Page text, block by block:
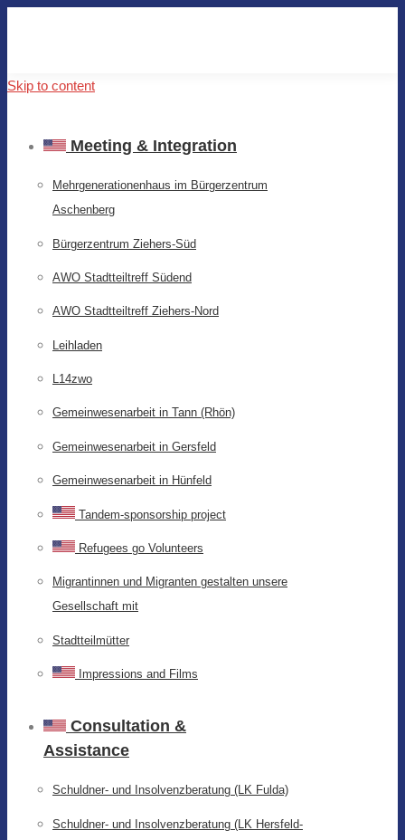
Skip to content
Meeting & Integration
Mehrgenerationenhaus im Bürgerzentrum
Aschenberg
Bürgerzentrum Ziehers-Süd
AWO Stadtteiltreff Südend
AWO Stadtteiltreff Ziehers-Nord
Leihladen
L14zwo
Gemeinwesenarbeit in Tann (Rhön)
Gemeinwesenarbeit in Gersfeld
Gemeinwesenarbeit in Hünfeld
Tandem-sponsorship project
Refugees go Volunteers
Migrantinnen und Migranten gestalten unsere
Gesellschaft mit
Stadtteilmütter
Impressions and Films
Consultation &
Assistance
Schuldner- und Insolvenzberatung (LK Fulda)
Schuldner- und Insolvenzberatung (LK Hersfeld-